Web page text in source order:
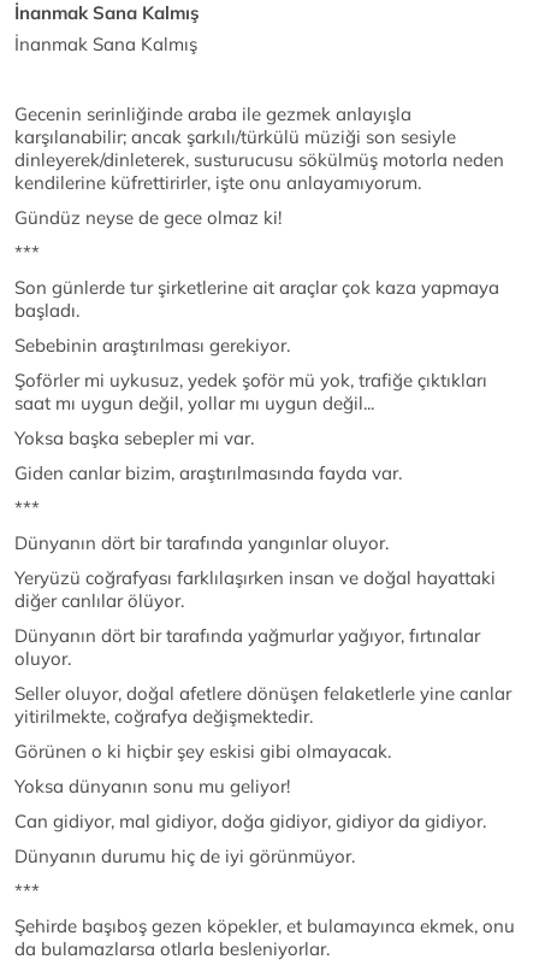
İnanmak Sana Kalmış
İnanmak Sana Kalmış
Gecenin serinliğinde araba ile gezmek anlayışla
karşılanabilir; ancak şarkılı/türkülü müziği son sesiyle
dinleyerek/dinleterek, susturucusu sökülmüş motorla neden
kendilerine küfrettirirler, işte onu anlayamıyorum.
Gündüz neyse de gece olmaz ki!
***
Son günlerde tur şirketlerine ait araçlar çok kaza yapmaya
başladı.
Sebebinin araştırılması gerekiyor.
Şoförler mi uykusuz, yedek şoför mü yok, trafiğe çıktıkları
saat mı uygun değil, yollar mı uygun değil...
Yoksa başka sebepler mi var.
Giden canlar bizim, araştırılmasında fayda var.
***
Dünyanın dört bir tarafında yangınlar oluyor.
Yeryüzü coğrafyası farklılaşırken insan ve doğal hayattaki
diğer canlılar ölüyor.
Dünyanın dört bir tarafında yağmurlar yağıyor, fırtınalar
oluyor.
Seller oluyor, doğal afetlere dönüşen felaketlerle yine canlar
yitirilmekte, coğrafya değişmektedir.
Görünen o ki hiçbir şey eskisi gibi olmayacak.
Yoksa dünyanın sonu mu geliyor!
Can gidiyor, mal gidiyor, doğa gidiyor, gidiyor da gidiyor.
Dünyanın durumu hiç de iyi görünmüyor.
***
Şehirde başıboş gezen köpekler, et bulamayınca ekmek, onu
da bulamazlarsa otlarla besleniyorlar.